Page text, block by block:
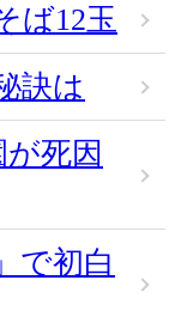
ば12玉
訣は
死因
で初白